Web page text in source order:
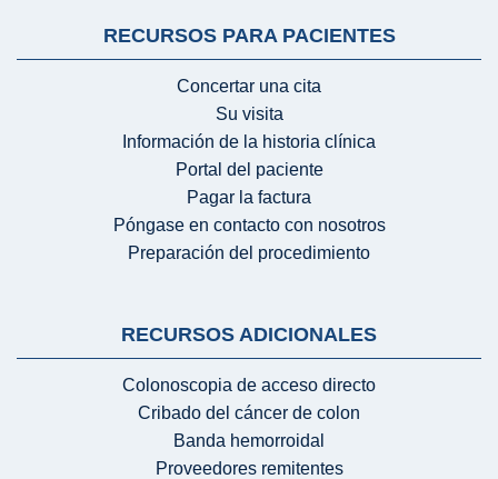
RECURSOS PARA PACIENTES
Concertar una cita
Su visita
Información de la historia clínica
Portal del paciente
Pagar la factura
Póngase en contacto con nosotros
Preparación del procedimiento
RECURSOS ADICIONALES
Colonoscopia de acceso directo
Cribado del cáncer de colon
Banda hemorroidal
Proveedores remitentes